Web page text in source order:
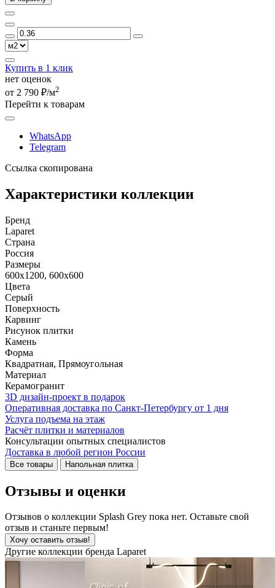
Купить в 1 клик
нет оценок
от 2 790 ₽/м2
Перейти к товарам
WhatsApp
Telegram
Ссылка скопирована
Характеристики коллекции
Бренд
Laparet
Страна
Россия
Размеры
600x1200, 600x600
Цвета
Серый
Поверхность
Карвинг
Рисунок плитки
Камень
Форма
Квадратная, Прямоугольная
Материал
Керамогранит
3D дизайн-проект в подарок
Оперативная доставка по Санкт-Петербургу от 1 дня
Услуга подъема на этаж
Расчёт плитки и материалов
Консультации опытных специалистов
Доставка в любой регион России
Все товары Напольная плитка
Отзывы и оценки
Отзывов о коллекции Splash Grey пока нет. Оставьте свой
отзыв и станьте первым!
Хочу оставить отзыв!
Другие коллекции бренда Laparet